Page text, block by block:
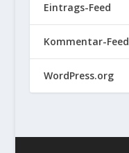
Eintrags-Feed
Kommentar-Feed
WordPress.org